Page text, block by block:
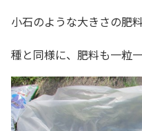
小石のような大きさの肥料
種と同様に、肥料も一粒